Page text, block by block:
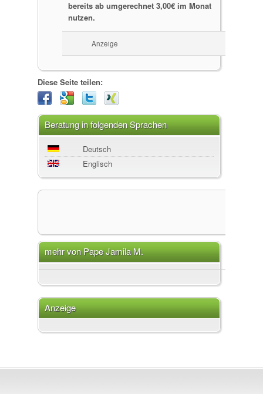
bereits ab umgerechnet 3,00€ im Monat
nutzen.
Anzeige
Diese Seite teilen:
Beratung in folgenden Sprachen
Deutsch
Englisch
mehr von Pape Jamila M.
Anzeige